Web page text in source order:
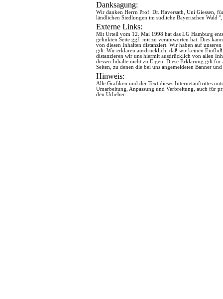
Danksagung:
Wir danken Herrn Prof. Dr. Haversath, Uni Giessen,
ländlichen Siedlungen im südliche Bayerischen Wald
Externe Links:
Mit Urteil vom 12. Mai 1998 hat das LG Hamburg
gelinkten Seite ggf. mit zu verantworten hat. Dies
von diesen Inhalten distanziert. Wir haben auf
gilt: Wir erklären ausdrücklich, daß wir keinen
distanzieren wir uns hiermit ausdrücklich von allen
dessen Inhalte nicht zu Eigen. Diese Erklärung gilt
Seiten, zu denen die bei uns angemeldeten Banner
Hinweis:
Alle Grafiken und der Text dieses Internetauftrittes
Umarbeitung, Anpassung und Verbreitung, auch für
den Urheber.